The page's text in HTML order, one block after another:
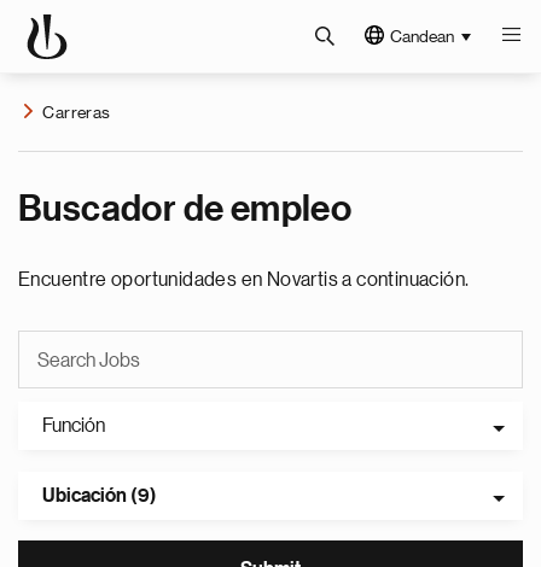
Candean
Carreras
Buscador de empleo
Encuentre oportunidades en Novartis a continuación.
Función
Ubicación (9)